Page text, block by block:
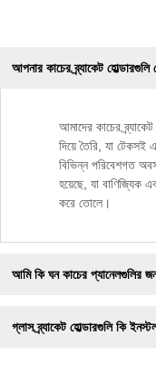
আপনার কাচের ব্র্যাকেট
আমাদের কাচের
দিয়ে তৈরি, যা টেকসই
বিভিন্ন পরিবেশগত
হয়েছে, যা বাণিজ্যিক
করে তোলে।
আমি কি ঘন কাচের প্যানেলগুলির
গ্লাস ব্র্যাকেট হোল্ডারগুলি কি